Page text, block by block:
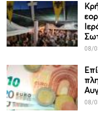
08/
08/